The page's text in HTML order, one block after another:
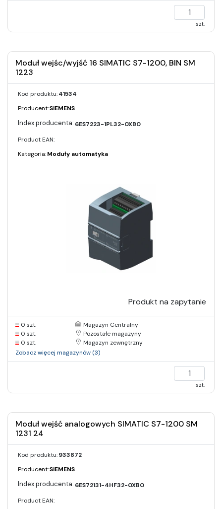
szt.
Moduł wejśc/wyjść 16 SIMATIC S7-1200, BIN SM
1223
Kod produktu:41534
Producent:SIEMENS
6ES7223-1PL32-0XB0
Product EAN:
Kategoria:Moduły automatyka
Produkt na zapytanie
0 szt.
Magazyn Centralny
0 szt.
Pozostałe magazyny
0 szt.
Magazyn zewnętrzny
Zobacz więcej magazynów (3)
szt.
Moduł wejść analogowych SIMATIC S7-1200 SM
1231 24
Kod produktu:933872
Producent:SIEMENS
6ES72131-4HF32-0XB0
Product EAN: